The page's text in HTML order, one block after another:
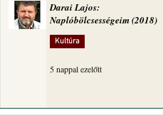
Darai Lajos:
Naplóbölcsességeim (2018)
Kultúra
5 nappal ezelőtt